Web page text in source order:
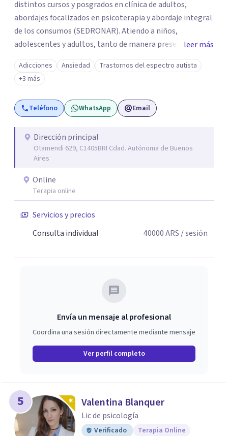
distintos cursos y posgrados en clínica de adultos,
abordajes focalizados en psicoterapia y abordaje integral
de los consumos (SEDRONAR). Atiendo a niños,
adolescentes y adultos, tanto de manera presencial
como online. Trabajo con distintas problemáticas como
depresión, ataques de pánico, adicciones, trastornos
alimentarios, trastornos del espectro autista (TEA) y
otras situaciones que generan malestar. Entiendo que
cada persona llega con una historia única, por eso el
quien consulta.
leer más
Adicciones Ansiedad
Trastornos del espectro autista
+3 más
Teléfono WhatsApp Email
Dirección principal
Otamendi 629, C1405BRI Cdad. Autónoma de Buenos
Aires
Online
Terapia online
Servicios y precios
Consulta individual
40000ARS / sesión
Envía un mensaje al profesional
Coordina una sesión directamente mediante mensaje
Ver perfil completo
5 Valentina Blanquer
Lic de psicología
Verificado Terapia Online